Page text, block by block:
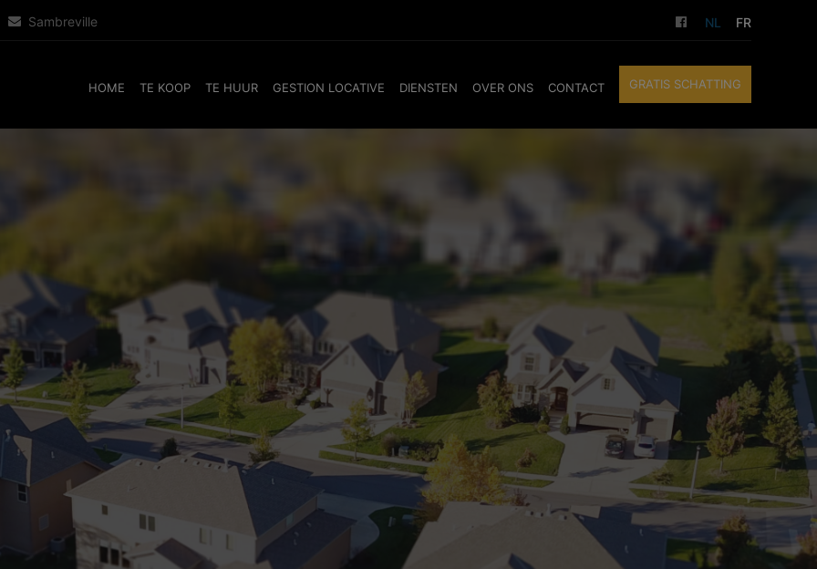
Sambreville NL FR
HOME TE KOOP TE HUUR GESTION LOCATIVE DIENSTEN OVER ONS CONTACT GRATIS SCHATTING